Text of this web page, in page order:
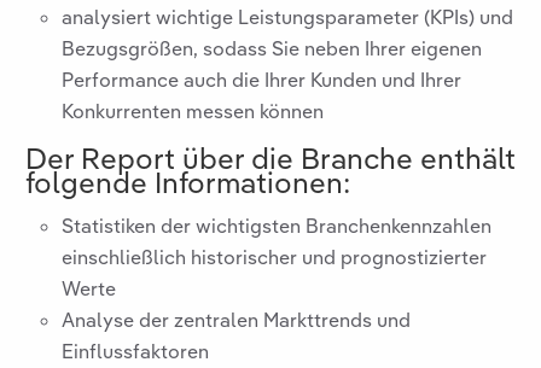
analysiert wichtige Leistungsparameter (KPIs) und
Bezugsgrößen, sodass Sie neben Ihrer eigenen
Performance auch die Ihrer Kunden und Ihrer
Konkurrenten messen können
Der Report über die Branche enthält
folgende Informationen:
Statistiken der wichtigsten Branchenkennzahlen
einschließlich historischer und prognostizierter
Werte
Analyse der zentralen Markttrends und
Einflussfaktoren